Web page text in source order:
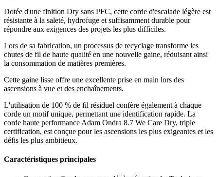
Dotée d'une finition Dry sans PFC, cette corde d'escalade légère est
résistante à la saleté, hydrofuge et suffisamment durable pour
répondre aux exigences des projets les plus difficiles.
Lors de sa fabrication, un processus de recyclage transforme les
chutes de fil de haute qualité en une nouvelle gaine, réduisant ainsi
la consommation de matières premières.
Cette gaine lisse offre une excellente prise en main lors des
ascensions à vue et des enchaînements.
L'utilisation de 100 % de fil résiduel confère également à chaque
corde un motif unique, permettant une identification rapide. La
corde haute performance Adam Ondra 8.7 We Care Dry, triple
certification, est conçue pour les ascensions les plus exigeantes et les
défis les plus ambitieux.
Caractéristiques principales